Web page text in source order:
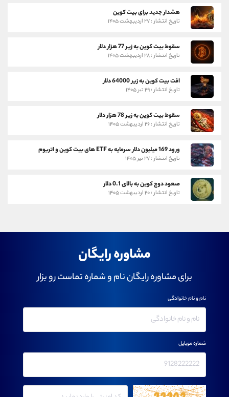
هشدار جدید برای بیت کوین
تاریخ انتشار : ۲۷ اردیبهشت ۱۴۰۵
سقوط بیت کوین به زیر 77 هزار دلار
تاریخ انتشار : ۲۸ اردیبهشت ۱۴۰۵
افت بیت کوین به زیر 64000 دلار
تاریخ انتشار : ۲۹ تیر ۱۴۰۵
سقوط بیت کوین به زیر 78 هزار دلار
تاریخ انتشار : ۲۶ اردیبهشت ۱۴۰۵
ورود 169 میلیون دلار سرمایه به ETF های بیت کوین و اتریوم
تاریخ انتشار : ۲۷ تیر ۱۴۰۵
صعود دوج کوین به بالای 0.1 دلار
تاریخ انتشار : ۲۰ اردیبهشت ۱۴۰۵
مشاوره رایگان
برای مشاوره رایگان نام و شماره تماست رو بزار
نام و نام خانوادگی
شماره موبایل